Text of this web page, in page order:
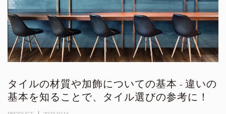
タイルの材質や加飾についての基本 - 違いの
基本を知ることで、タイル選びの参考に！